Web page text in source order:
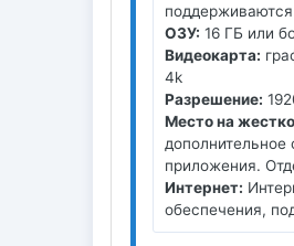
поддерживаются
ОЗУ: 16 ГБ или
Видеокарта:
4k
Разрешение:
Место на
дополнительное
приложения.
Интернет:
обеспечения,